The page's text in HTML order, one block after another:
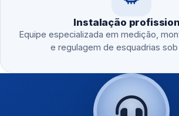
Instalação
Equipe especializada em medição,
e regulagem de esquadrias